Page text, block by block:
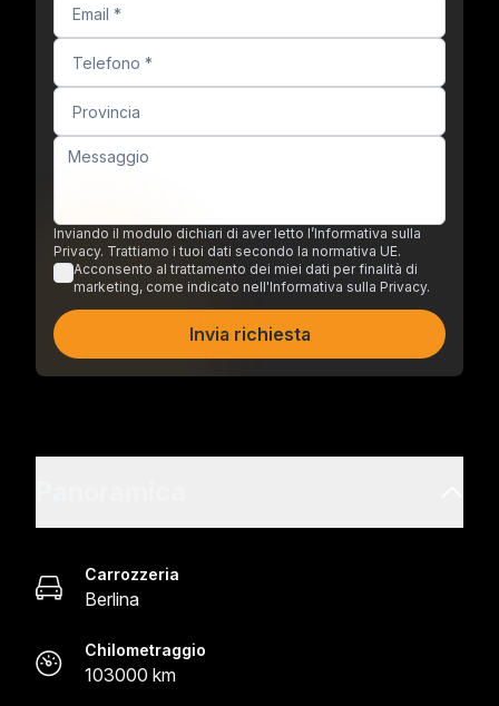
Inviando il modulo dichiari di aver letto l’Informativa sulla
Privacy. Trattiamo i tuoi dati secondo la normativa UE.
Acconsento al trattamento dei miei dati per finalità di
marketing, come indicato nell'Informativa sulla Privacy.
Invia richiesta
Carrozzeria
Berlina
Chilometraggio
103000 km